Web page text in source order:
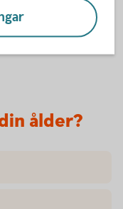
ålder?